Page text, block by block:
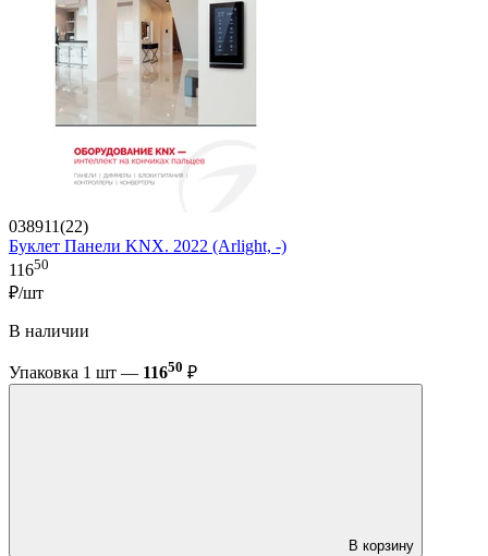
038911(22)
Буклет Панели KNX. 2022 (Arlight, -)
11650
₽/шт
В наличии
Упаковка 1 шт — 11650 ₽
В корзину